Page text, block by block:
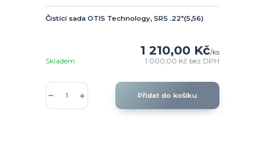
Čistící sada OTIS Technology, SRS .22"(5,56)
1 210,00 Kč/ks
1 000,00 Kč bez DPH
Skladem
Přidat do košíku